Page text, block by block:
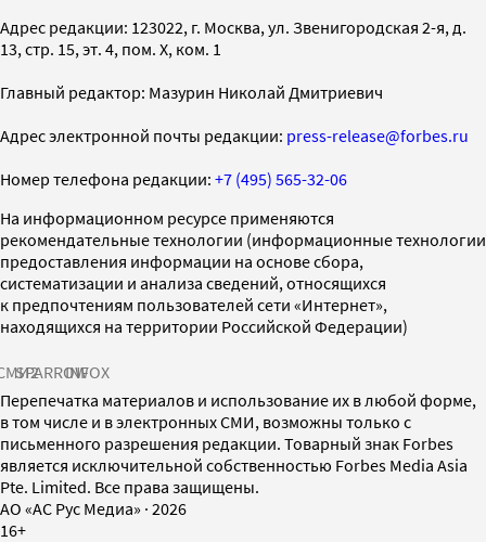
Адрес редакции: 123022, г. Москва, ул. Звенигородская 2-я, д.
13, стр. 15, эт. 4, пом. X, ком. 1
Главный редактор: Мазурин Николай Дмитриевич
Адрес электронной почты редакции: press-release@forbes.ru
Номер телефона редакции: +7 (495) 565-32-06
На информационном ресурсе применяются
рекомендательные технологии (информационные технологии
предоставления информации на основе сбора,
систематизации и анализа сведений, относящихся
к предпочтениям пользователей сети «Интернет»,
находящихся на территории Российской Федерации)
SPARROWINFOX
Перепечатка материалов и использование их в любой форме,
в том числе и в электронных СМИ, возможны только с
письменного разрешения редакции. Товарный знак Forbes
является исключительной собственностью Forbes Media Asia
Pte. Limited. Все права защищены.
AO «АС Рус Медиа» · 2026
16+